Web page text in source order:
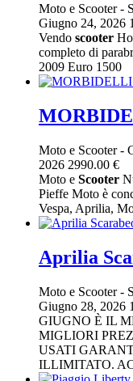
Moto e Scooter-
Giugno 24, 2026
Vendo scooter
completo di
2009 Euro 1500
Moto e Scooter-
2026 2990.00 €
Moto e Scooter
Pieffe Moto è
Vespa, Aprilia,
Aprilia
Moto e Scooter-
Giugno 28, 2026
GIUGNO È IL
MIGLIORI
USATI
ILLIMITATO.